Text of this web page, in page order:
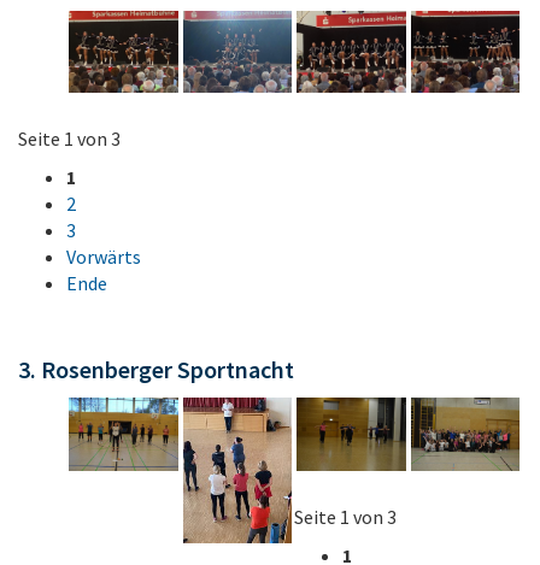
Seite 1 von 3
1
2
3
Vorwärts
Ende
3. Rosenberger Sportnacht
Seite 1 von 3
1